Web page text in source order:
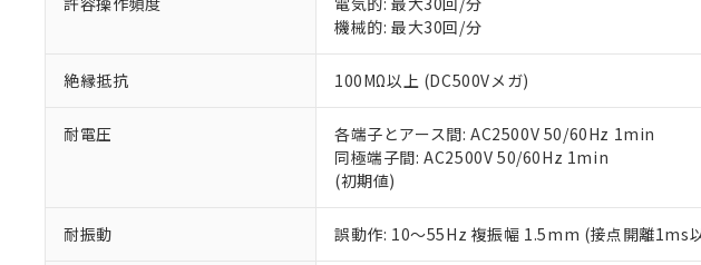
機械的: 最大30回/分
絶縁抵抗 100MΩ以上 (DC500Vメガ)
耐電圧
各端子とアース間: AC2500V 50/60Hz 1min
同極端子間: AC2500V 50/60Hz 1min
(初期値)
耐振動 誤動作: 10～55Hz 複振幅 1.5mm (接点開離1ms
ている必要があります。
お客様が当ウェブサイト上で当社にご登
さい。
※当社の共同利用者とは、"個人情報の
いる法人を指します。
※3 非含有証明書ダウンロード
下記の非含有証明書をダウンロードすることが
EU RoHS指令（10物質）の非含有証明書
51物質の非含有証明書（当社基準）
※本証明書は発行日時点で非含有を証明する
また、RoHS指令のフタル酸エステル類４物
混在することから備考欄に対応日を記載してお
味します。
空
白
受注生産機種、また在庫状況の情報